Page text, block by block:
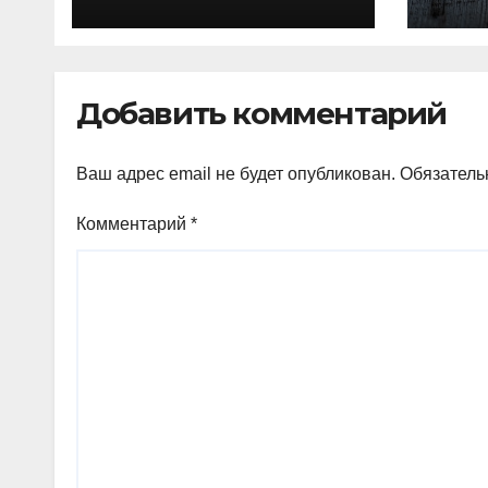
на 7,4% более 40
выплат и
Добавить комментарий
Ваш адрес email не будет опубликован.
Комментарий *